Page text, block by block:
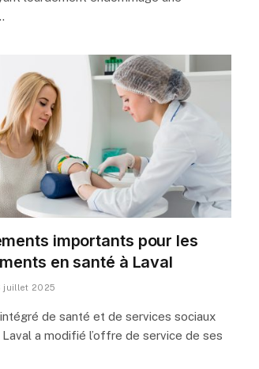
importants pour les
en santé à Laval
juillet 2025
de santé et de services sociaux
Laval a modifié l’offre de service de ses